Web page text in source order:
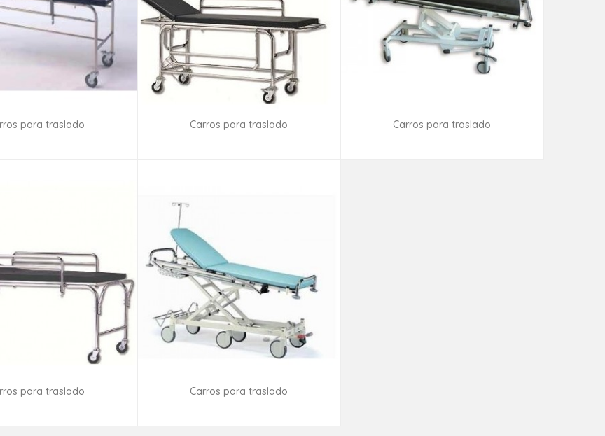
para traslado Carros para traslado Carros para traslado
para traslado Carros para traslado